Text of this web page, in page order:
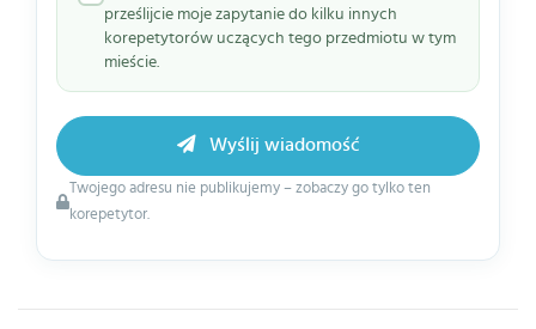
prześlijcie moje zapytanie do kilku innych
korepetytorów uczących tego przedmiotu w tym
mieście.
Twojego adresu nie publikujemy – zobaczy go tylko ten
korepetytor.
Wyślij wiadomość